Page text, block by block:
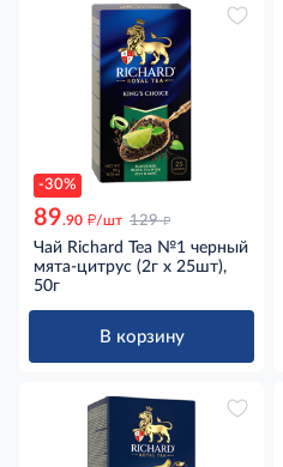
-30%
89.90 д/шт 129 д
Чай Richard Tea №1 черный
мята-цитрус (2г х 25шт),
50г
В корзину